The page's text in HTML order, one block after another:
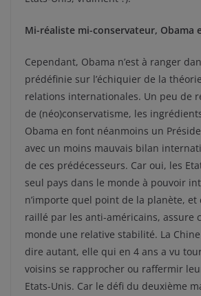
Mi-réaliste mi-conservateur, Obama
Cependant, Obama n’est à ranger
prédéfinie sur l’échiquier de la
relations internationales. Un peu de
de (néo)conservatisme, les
Obama en font néanmoins un
avec un moins mauvais bilan
de ces prédécesseurs. Car oui, les
seul pays dans le monde à pouvoir
n’importe quel point de la planète, et
raillé par les anti-américains, assure
monde une relative stabilité. La
dire autant, elle qui en 4 ans a vu
voisins se rapprocher ou raffermir
Etats-Unis. Car le défi du deuxième